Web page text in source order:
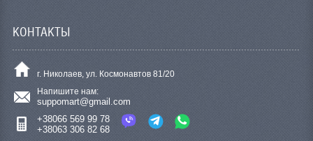
КОНТАКТЫ
г. Николаев, ул. Космонавтов 81/20
Напишите нам:
suppomart@gmail.com
+38066 569 99 78
+38063 306 82 68